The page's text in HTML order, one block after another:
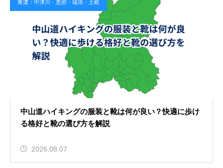
東濃：中津川・恵那・瑞浪・土岐
中山道ハイキングの服装と靴は何が良い？快適に歩け
る格好と靴の選び方を解説
2026.08.07